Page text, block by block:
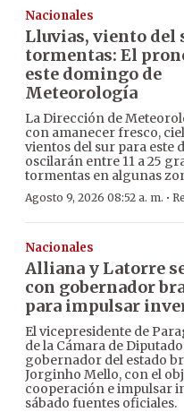
Nacionales
Lluvias, viento del
tormentas: El
este domingo de
Meteorología
La Dirección de
con amanecer fresco,
vientos del sur para este
oscilarán entre 11 a 25
tormentas en algunas
Agosto 9, 2026 08:52 a. m. ·
Nacionales
Alliana y Latorre
con gobernador
para impulsar
El vicepresidente de
de la Cámara de
gobernador del estado
Jorginho Mello, con el
cooperación e impulsar
sábado fuentes oficiales.